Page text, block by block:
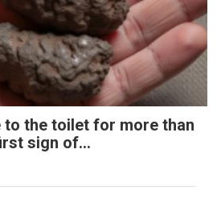
to the toilet for more than
sign of...